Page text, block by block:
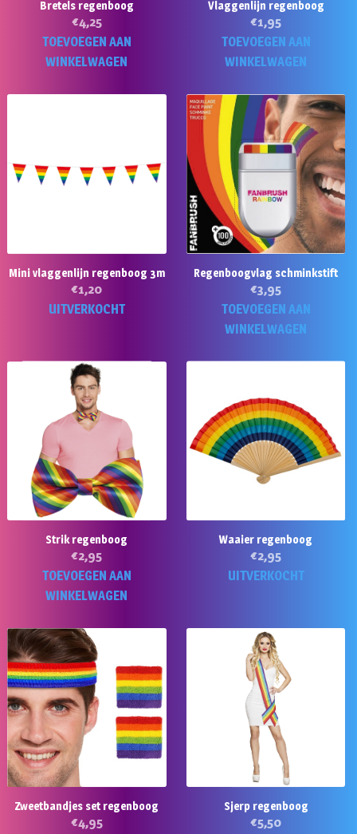
Bretels regenboog
€4,25
TOEVOEGEN AAN
WINKELWAGEN
Vlaggenlijn regenboog
€1,95
TOEVOEGEN AAN
WINKELWAGEN
Mini vlaggenlijn regenboog 3m
€1,20
UITVERKOCHT
Regenboogvlag schminkstift
€3,95
TOEVOEGEN AAN
WINKELWAGEN
Strik regenboog
€2,95
TOEVOEGEN AAN
WINKELWAGEN
Waaier regenboog
€2,95
UITVERKOCHT
Zweetbandjes set regenboog
€4,95
Sjerp regenboog
€5,50